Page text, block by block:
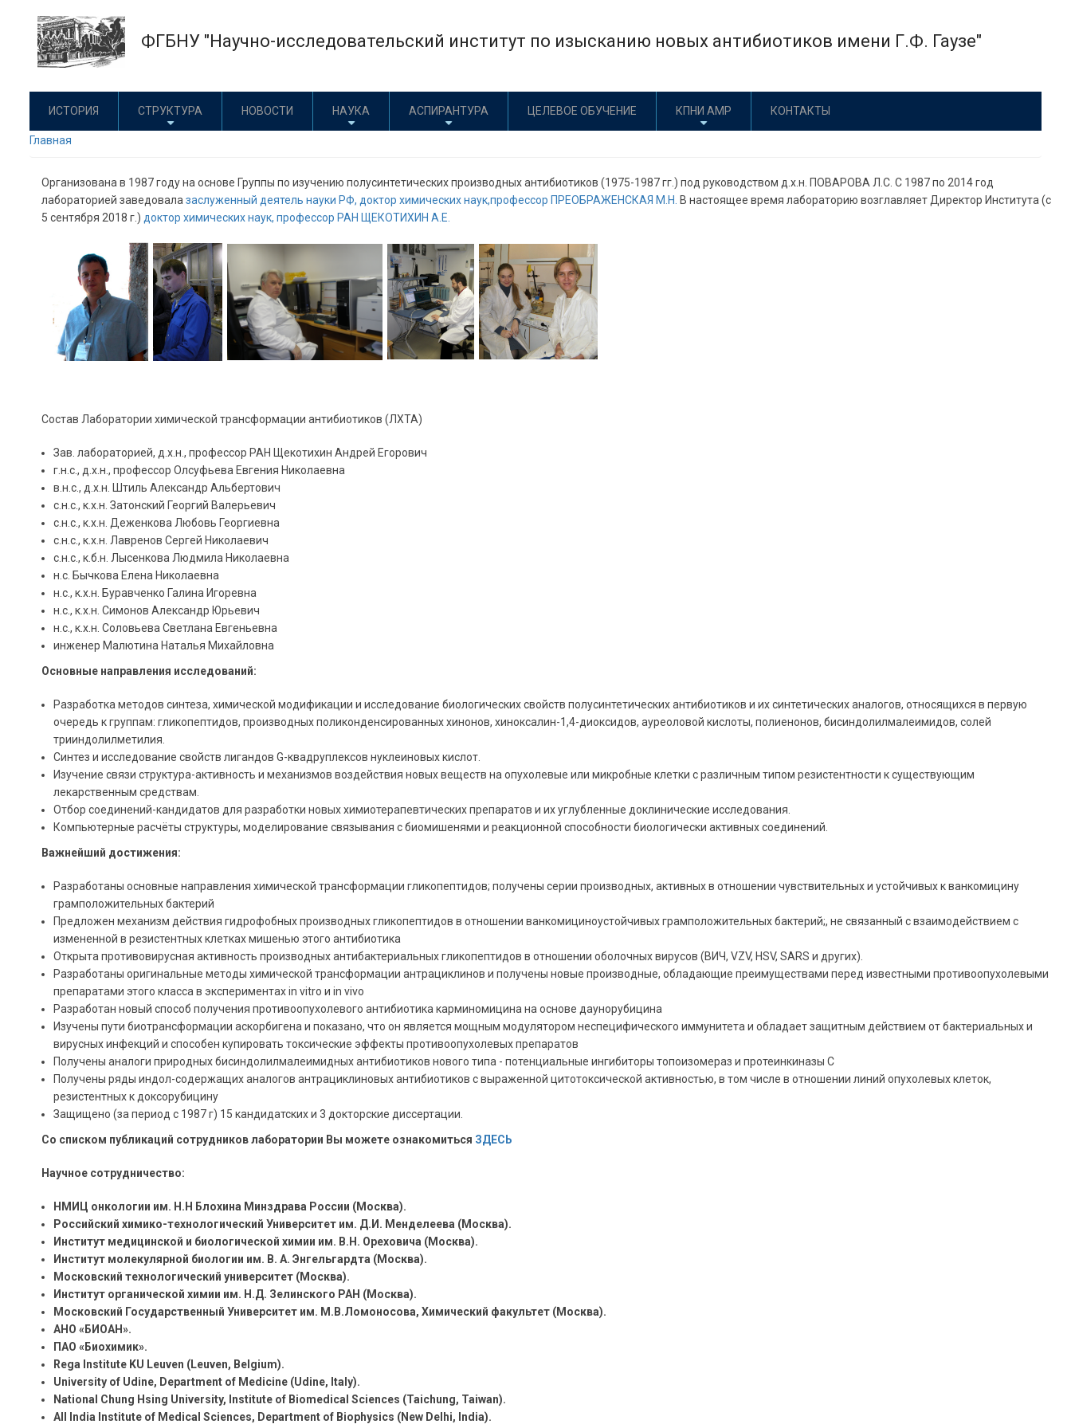
основному
содержанию
ФГБНУ "Научно-исследовательский институт по изысканию новых антибиотиков имени Г.Ф. Гаузе"
ИСТОРИЯ СТРУКТУРА НОВОСТИ НАУКА АСПИРАНТУРА ЦЕЛЕВОЕ ОБУЧЕНИЕ КПНИ АМР КОНТАКТЫ
Главная
Организована в 1987 году на основе Группы по изучению полусинтетических производных антибиотиков (1975-1987 гг.) под руководством д.х.н. ПОВАРОВА Л.С. С 1987 по 2014 год
лабораторией заведовала заслуженный деятель науки РФ, доктор химических наук,профессор ПРЕОБРАЖЕНСКАЯ М.Н.
В настоящее время лабораторию возглавляет Директор Института (с
5 сентября 2018 г.) доктор химических наук, профессор РАН ЩЕКОТИХИН А.Е.
Состав Лаборатории химической трансформации антибиотиков (ЛХТА)
Зав. лабораторией, д.х.н., профессор РАН Щекотихин Андрей Егорович
г.н.с., д.х.н., профессор Олсуфьева Евгения Николаевна
в.н.с., д.х.н. Штиль Александр Альбертович
с.н.с., к.х.н. Затонский Георгий Валерьевич
с.н.с., к.х.н. Деженкова Любовь Георгиевна
с.н.с., к.х.н. Лавренов Сергей Николаевич
с.н.с., к.б.н. Лысенкова Людмила Николаевна
н.с. Бычкова Елена Николаевна
н.с., к.х.н. Буравченко Галина Игоревна
н.с., к.х.н. Симонов Александр Юрьевич
н.с., к.х.н. Соловьева Светлана Евгеньевна
инженер Малютина Наталья Михайловна
Основные направления исследований:
Разработка методов синтеза, химической модификации и исследование биологических свойств полусинтетических антибиотиков и их синтетических аналогов, относящихся в первую
очередь к группам: гликопептидов, производных поликонденсированных хинонов, хиноксалин-1,4-диоксидов, ауреоловой кислоты, полиенонов, бисиндолилмалеимидов, солей
трииндолилметилия.
Синтез и исследование свойств лигандов G-квадруплексов нуклеиновых кислот.
Изучение связи структура-активность и механизмов воздействия новых веществ на опухолевые или микробные клетки с различным типом резистентности к существующим
лекарственным средствам.
Отбор соединений-кандидатов для разработки новых химиотерапевтических препаратов и их углубленные доклинические исследования.
Компьютерные расчёты структуры, моделирование связывания с биомишенями и реакционной способности биологически активных соединений.
Важнейший достижения:
Разработаны основные направления химической трансформации гликопептидов; получены серии производных, активных в отношении чувствительных и устойчивых к ванкомицину
грамположительных бактерий
Предложен механизм действия гидрофобных производных гликопептидов в отношении ванкомициноустойчивых грамположительных бактерий;, не связанный с взаимодействием с
измененной в резистентных клетках мишенью этого антибиотика
Открыта противовирусная активность производных антибактериальных гликопептидов в отношении оболочных вирусов (ВИЧ, VZV, HSV, SARS и других).
Разработаны оригинальные методы химической трансформации антрациклинов и получены новые производные, обладающие преимуществами перед известными противоопухолевыми
препаратами этого класса в экспериментах in vitro и in vivo
Разработан новый способ получения противоопухолевого антибиотика карминомицина на основе даунорубицина
Изучены пути биотрансформации аскорбигена и показано, что он является мощным модулятором неспецифического иммунитета и обладает защитным действием от бактериальных и
вирусных инфекций и способен купировать токсические эффекты противоопухолевых препаратов
Получены аналоги природных бисиндолилмалеимидных антибиотиков нового типа - потенциальные ингибиторы топоизомераз и протеинкиназы С
Получены ряды индол-содержащих аналогов антрациклиновых антибиотиков с выраженной цитотоксической активностью, в том числе в отношении линий опухолевых клеток,
резистентных к доксорубицину
Защищено (за период с 1987 г) 15 кандидатских и 3 докторские диссертации.
Cо списком публикаций сотрудников лаборатории Вы можете ознакомиться ЗДЕСЬ
Научное сотрудничество:
НМИЦ онкологии им. Н.Н Блохина Минздрава России (Москва).
Российский химико-технологический Университет им. Д.И. Менделеева (Москва).
Институт медицинской и биологической химии им. В.Н. Ореховича (Москва).
Институт молекулярной биологии им. В. А. Энгельгардта (Москва).
Московский технологический университет (Москва).
Институт органической химии им. Н.Д. Зелинского РАН (Москва).
Московский Государственный Университет им. М.В.Ломоносова, Химический факультет (Москва).
АНО «БИОАН».
ПАО «Биохимик».
Rega Institute KU Leuven (Leuven, Belgium).
University of Udine, Department of Medicine (Udine, Italy).
National Chung Hsing University, Institute of Biomedical Sciences (Taichung, Taiwan).
All India Institute of Medical Sciences, Department of Biophysics (New Delhi, India).